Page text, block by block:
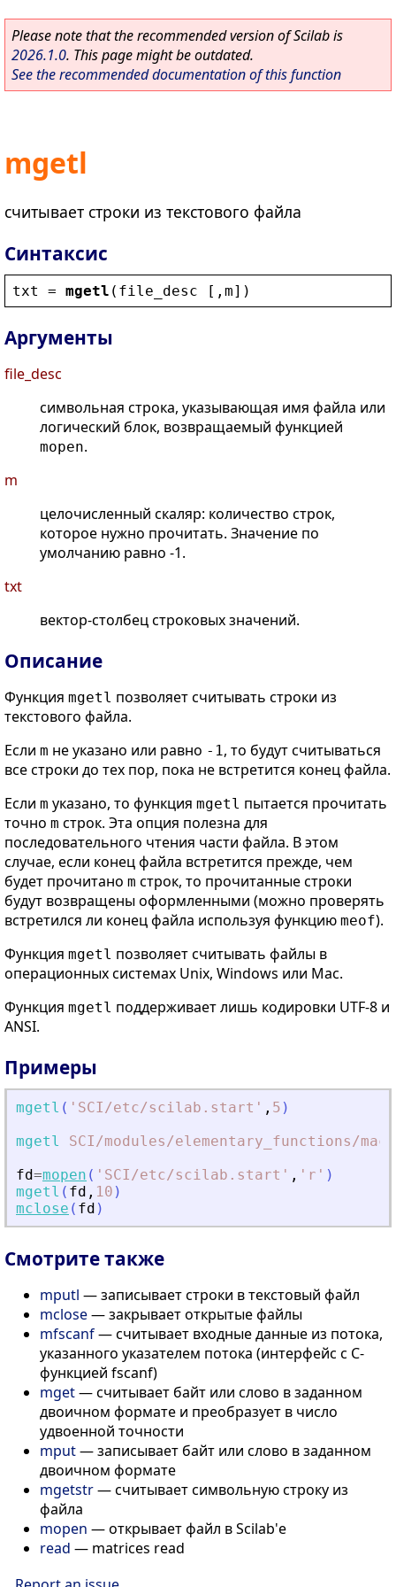
Please note that the recommended version of Scilab is
2026.1.0. This page might be outdated.
See the recommended documentation of this function
mgetl
считывает строки из текстового файла
Синтаксис
txt = mgetl ( file_desc [, m])
Аргументы
file_desc
символьная строка, указывающая имя файла или
логический блок, возвращаемый функцией
mopen.
m
целочисленный скаляр: количество строк,
которое нужно прочитать. Значение по
умолчанию равно -1.
txt
вектор-столбец строковых значений.
Описание
Функция mgetl позволяет считывать строки из
текстового файла.
Если m не указано или равно -1, то будут считываться
все строки до тех пор, пока не встретится конец файла.
Если m указано, то функция mgetl пытается прочитать
точно m строк. Эта опция полезна для
последовательного чтения части файла. В этом
случае, если конец файла встретится прежде, чем
будет прочитано m строк, то прочитанные строки
будут возвращены оформленными (можно проверять
встретился ли конец файла используя функцию meof).
Функция mgetl позволяет считывать файлы в
операционных системах Unix, Windows или Mac.
Функция mgetl поддерживает лишь кодировки UTF-8 и
ANSI.
Примеры
mgetl ( ' SCI/etc/scilab.start ' , 5 )
mgetl
SCI/modules/elementary_functions/
fd=mopen ( ' SCI/etc/scilab.start ' , ' r ' )
mgetl ( fd , 10 )
mclose ( fd )
Смотрите также
mputl — записывает строки в текстовый файл
mclose— закрывает открытые файлы
mfscanf— считывает входные данные из потока,
указанного указателем потока (интерфейс с C-
функцией fscanf)
mget— считывает байт или слово в заданном
двоичном формате и преобразует в число
удвоенной точности
mput— записывает байт или слово в заданном
двоичном формате
mgetstr— считывает символьную строку из
файла
mopen — открывает файл в Scilab'е
read — matrices read